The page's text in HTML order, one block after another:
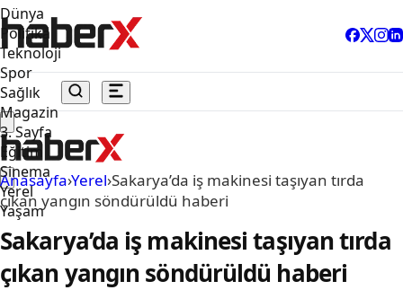
Dünya
Politika
Teknoloji
Spor
Sağlık
Magazin
3. Sayfa
Eğitim
Sinema
Yerel
Yaşam
Anasayfa›Yerel›Sakarya’da iş makinesi taşıyan tırda
çıkan yangın söndürüldü haberi
Sakarya’da iş makinesi taşıyan tırda
çıkan yangın söndürüldü haberi